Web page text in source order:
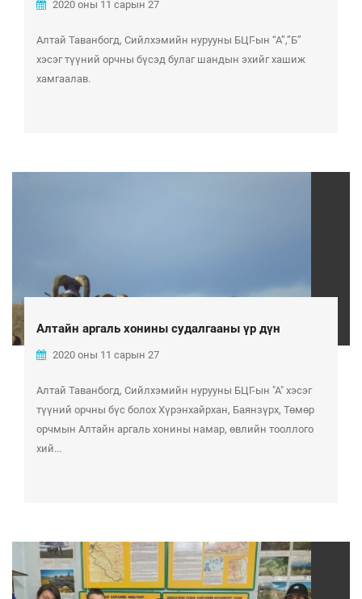
2020 оны 11 сарын 27
Алтай Таванбогд, Сийлхэмийн нурууны БЦГ-ын “А”,”Б”
хэсэг түүний орчны бүсэд булаг шандын эхийг хашиж
хамгаалав.
Алтайн аргаль хонины судалгааны үр дүн
2020 оны 11 сарын 27
Алтай Таванбогд, Сийлхэмийн нурууны БЦГ-ын "А" хэсэг
түүний орчны бүс болох Хүрэнхайрхан, Баянзүрх, Төмөр
орчмын Алтайн аргаль хонины намар, өвлийн тооллого
хий...